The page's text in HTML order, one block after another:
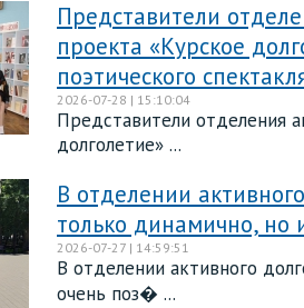
Представители
проекта «Курское
поэтического
2026-07-28 | 15:10:04
Представители отделения
долголетие» ...
В отделении
только динамично, но
2026-07-27 | 14:59:51
В отделении активного
очень поз� ...